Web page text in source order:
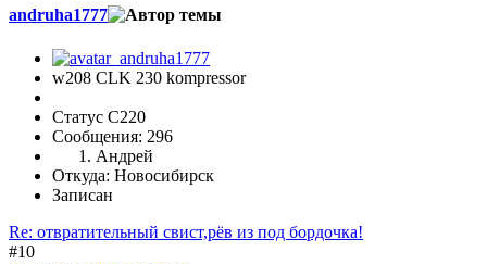
andruha1777
w208 CLK 230 kompressor
Статус C220
Сообщения: 296
Андрей
Откуда: Новосибирск
Записан
Re: отвратительный свист,рёв из под бордочка!
#10